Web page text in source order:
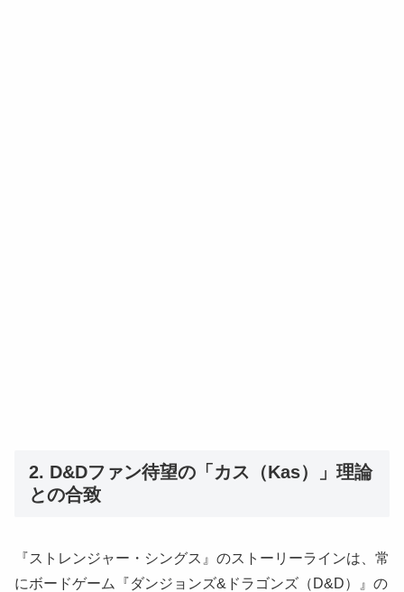
2. D&Dファン待望の「カス（Kas）」理論
との合致
『ストレンジャー・シングス』のストーリーラインは、常
にボードゲーム『ダンジョンズ&ドラゴンズ（D&D）』の